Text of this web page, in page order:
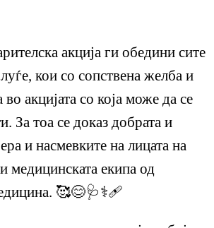
акција ги обедини сите
кои со сопствена желба и
во акцијата со која може да се
За тоа се доказ добрата и
и насмевките на лицата на
медицинската екипа од
🥰😊🩺⚕️🩹